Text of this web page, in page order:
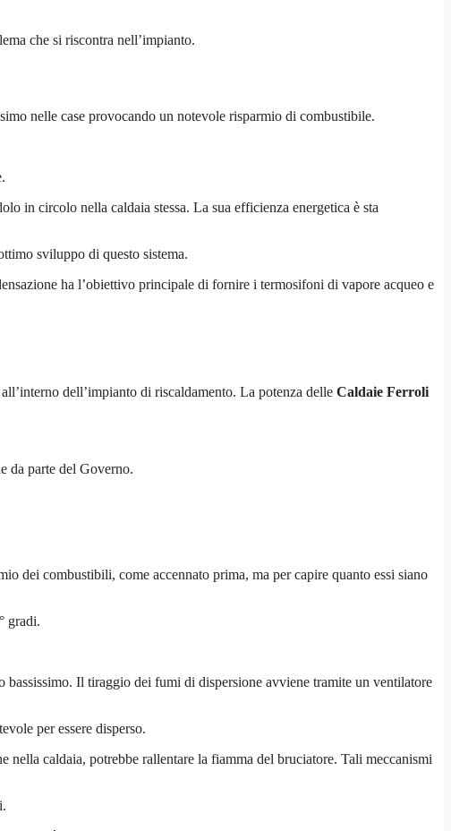
che si riscontra nell’impianto.
nelle case provocando un notevole risparmio di combustibile.
in circolo nella caldaia stessa. La sua efficienza energetica è sta
sviluppo di questo sistema.
ha l’obiettivo principale di fornire i termosifoni di vapore acqueo e
dell’impianto di riscaldamento. La potenza delle Caldaie Ferroli
da parte del Governo.
dei combustibili, come accennato prima, ma per capire quanto essi siano
gradi.
Il tiraggio dei fumi di dispersione avviene tramite un ventilatore
per essere disperso.
nella caldaia, potrebbe rallentare la fiamma del bruciatore. Tali meccanismi